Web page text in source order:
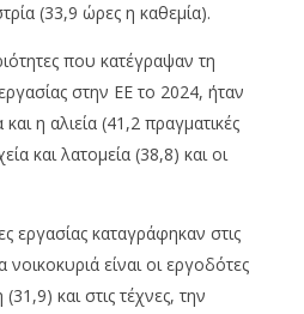
(33,9 ώρες η καθεμία).
που κατέγραψαν τη
στην ΕΕ το 2024, ήταν
η αλιεία (41,2 πραγματικές
και λατομεία (38,8) και οι
εργασίας καταγράφηκαν στις
είναι οι εργοδότες
και στις τέχνες, την